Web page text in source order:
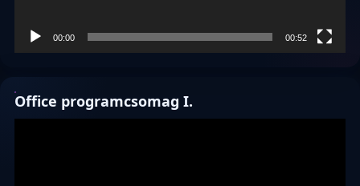
00:00 00:52
Office programcsomag I.